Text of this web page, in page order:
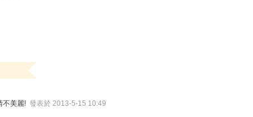
不美麗! 發表於 2013-5-15 10:49